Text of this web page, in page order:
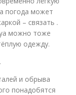
погода может
– связать .
можно тоже
одежду.
и обрыва
понадобятся